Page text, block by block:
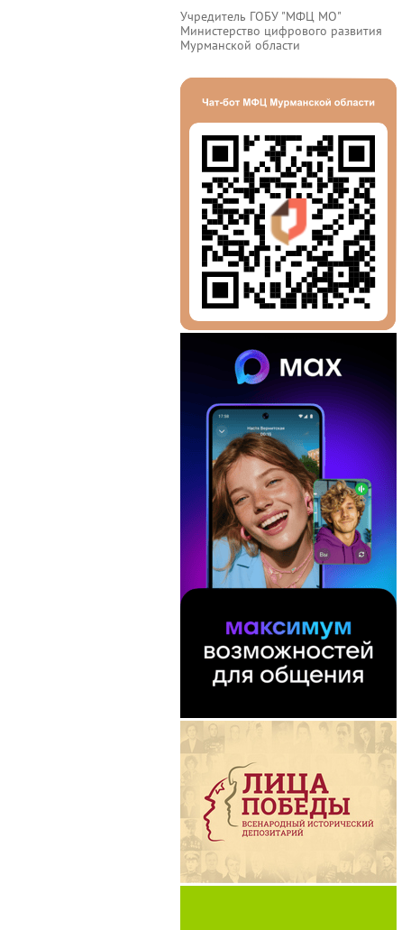
Учредитель ГОБУ "МФЦ МО"
Министерство цифрового развития
Мурманской области